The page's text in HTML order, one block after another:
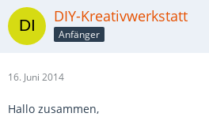
DIY-Kreativwerkstatt
Anfänger
16. Juni 2014
Hallo zusammen,